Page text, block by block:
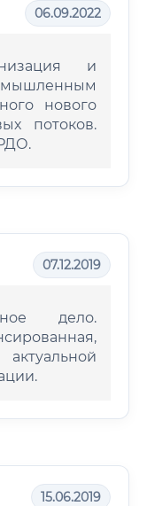
06.09.2022
и
нового
потоков.
07.12.2019
дело.
15.06.2019